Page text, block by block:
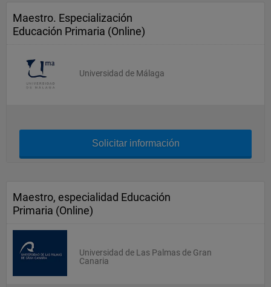
Maestro. Especialización
Educación Primaria (Online)
Universidad de Málaga
Solicitar información
Maestro, especialidad Educación
Primaria (Online)
Universidad de Las Palmas de Gran
Canaria